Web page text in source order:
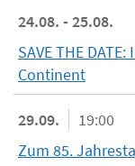
24.08. - 25.08.
SAVE THE
Continent
29.09.
19:00
Zum 85.